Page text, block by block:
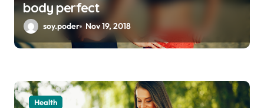
r
d
s
body perfect
soy.poder Nov 19, 2018
Health